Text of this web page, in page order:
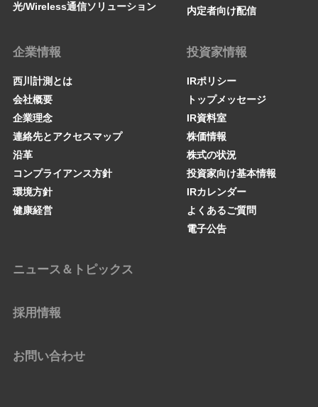
光/Wireless通信ソリューション
内定者向け配信
企業情報
西川計測とは
会社概要
企業理念
連絡先とアクセスマップ
沿革
コンプライアンス方針
環境方針
健康経営
投資家情報
IRポリシー
トップメッセージ
IR資料室
株価情報
株式の状況
投資家向け基本情報
IRカレンダー
よくあるご質問
電子公告
ニュース＆トピックス
採用情報
お問い合わせ